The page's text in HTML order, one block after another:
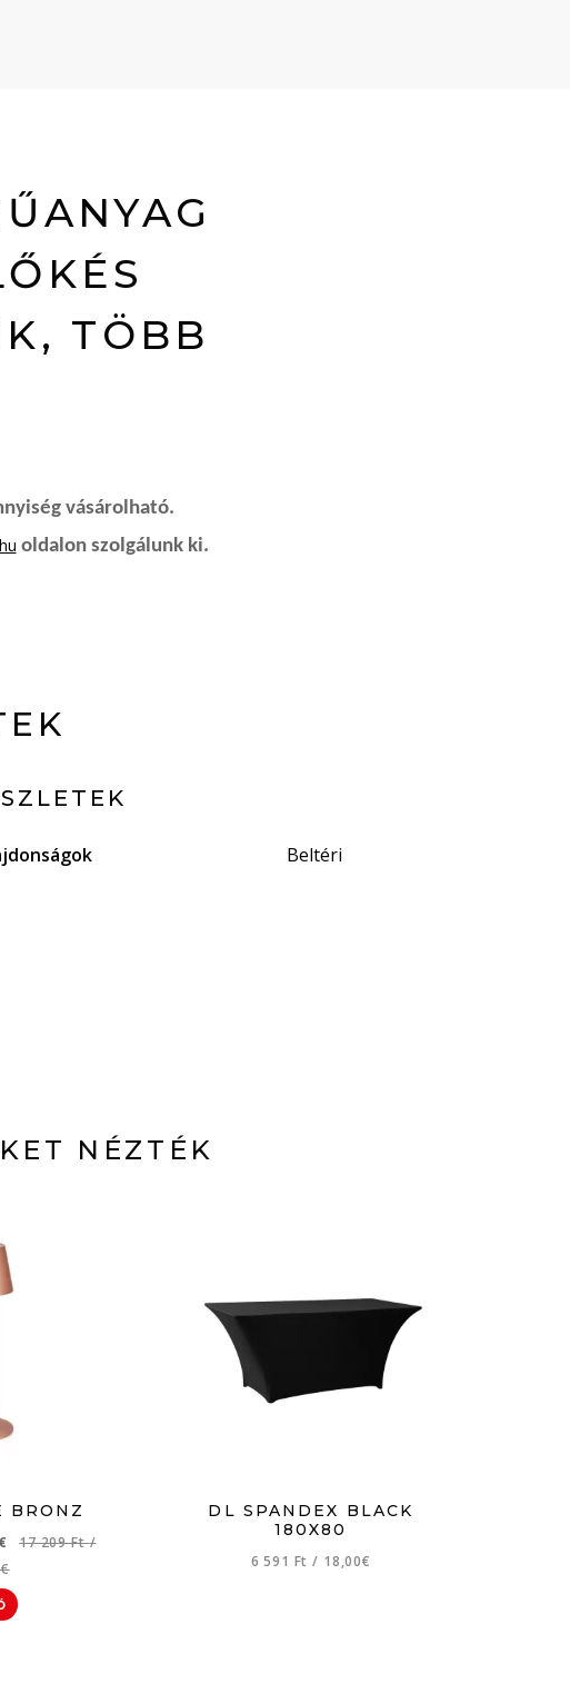
TÖBB
vásárolható.
oldalon szolgálunk ki.
Beltéri
NÉZTÉK
BRONZ
17 209 Ft/
DL SPANDEX BLACK
180X80
6 591 Ft/ 18,00€